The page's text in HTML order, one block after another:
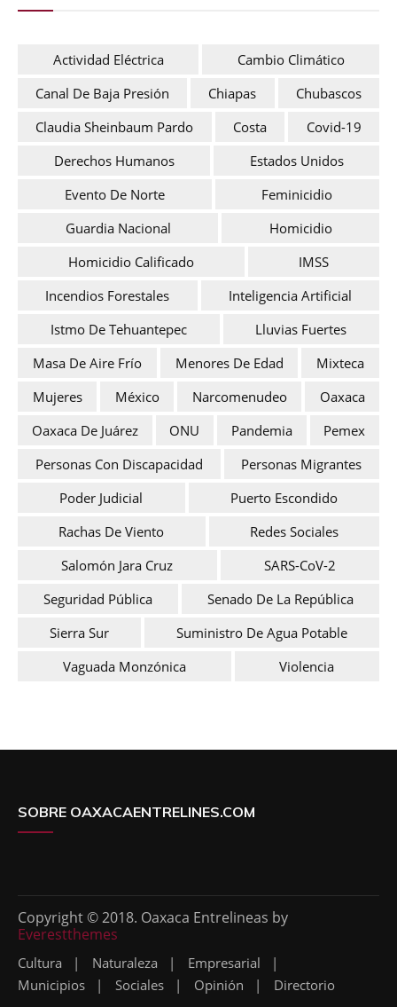
Actividad Eléctrica
Cambio Climático
Canal De Baja Presión
Chiapas
Chubascos
Claudia Sheinbaum Pardo
Costa
Covid-19
Derechos Humanos
Estados Unidos
Evento De Norte
Feminicidio
Guardia Nacional
Homicidio
Homicidio Calificado
IMSS
Incendios Forestales
Inteligencia Artificial
Istmo De Tehuantepec
Lluvias Fuertes
Masa De Aire Frío
Menores De Edad
Mixteca
Mujeres
México Narcomenudeo
Oaxaca
Oaxaca De Juárez
ONU Pandemia
Pemex
Personas Con Discapacidad
Personas Migrantes
Poder Judicial
Puerto Escondido
Rachas De Viento
Redes Sociales
Salomón Jara Cruz
SARS-CoV-2
Seguridad Pública
Senado De La República
Sierra Sur
Suministro De Agua Potable
Vaguada Monzónica
Violencia
SOBRE OAXACAENTRELINES.COM
Copyright © 2018. Oaxaca Entrelineas by
Everestthemes
Cultura Naturaleza
Empresarial
Municipios
Sociales Opinión Directorio